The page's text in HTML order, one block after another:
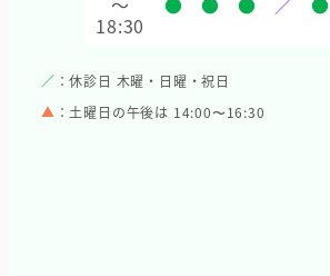
18:30
／ ：休診日 木曜・日曜・祝日
▲ ：土曜日の午後は 14:00〜16:30